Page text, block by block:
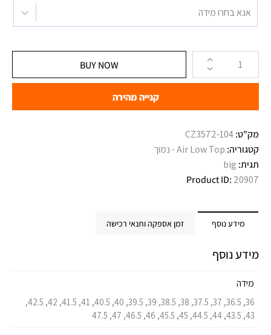
אנא בחרו מידה
BUY NOW
קנייה מהירה
מק"ט:CZ3572-104
קטגוריה: Air Low Top - נמוך
תגית: big
Product ID: 20907
מידע נוסף זמן אספקה ותנאי רכישה
מידע נוסף
מידה
36, 36.5, 37, 37.5, 38, 38.5, 39, 39.5, 40, 40.5, 41, 41.5, 42, 42.5,
43, 43.5, 44, 44.5, 45, 45.5, 46, 46.5, 47, 47.5